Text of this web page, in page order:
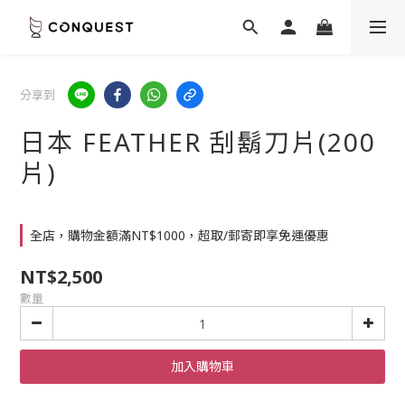
分享到
日本 FEATHER 刮鬍刀片(200
片)
全店，購物金額滿NT$1000，超取/郵寄即享免運優惠
NT$2,500
數量
加入購物車